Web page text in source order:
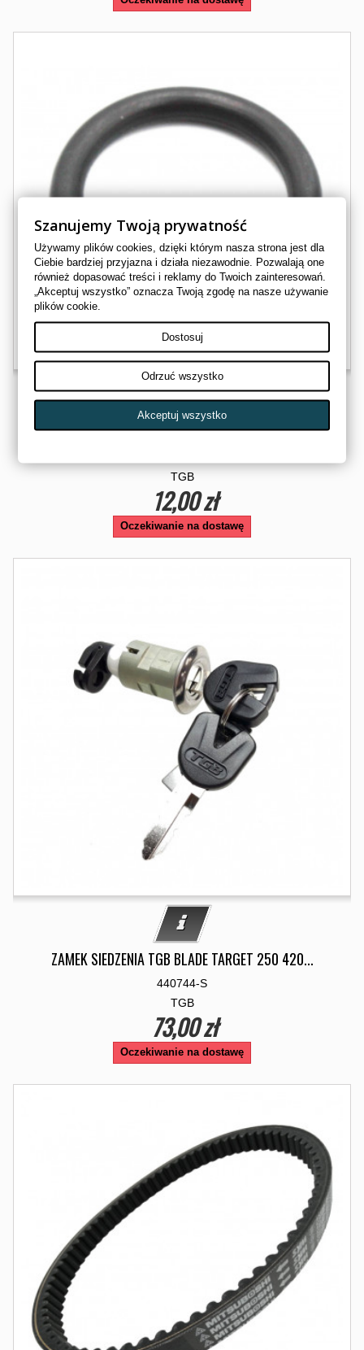
ORING KOLUMNY KIEROWNICY TGB BLADE 250 425...
TGB
12,00 zł
Oczekiwanie na dostawę
ZAMEK SIEDZENIA TGB BLADE TARGET 250 420...
440744-S
TGB
73,00 zł
Oczekiwanie na dostawę
Szanujemy Twoją prywatność
Używamy plików cookies, dzięki którym nasza strona jest dla
Ciebie bardziej przyjazna i działa niezawodnie. Pozwalają one
również dopasować treści i reklamy do Twoich zainteresowań.
„Akceptuj wszystko” oznacza Twoją zgodę na nasze używanie
plików cookie.
Dostosuj
Odrzuć wszystko
Akceptuj wszystko